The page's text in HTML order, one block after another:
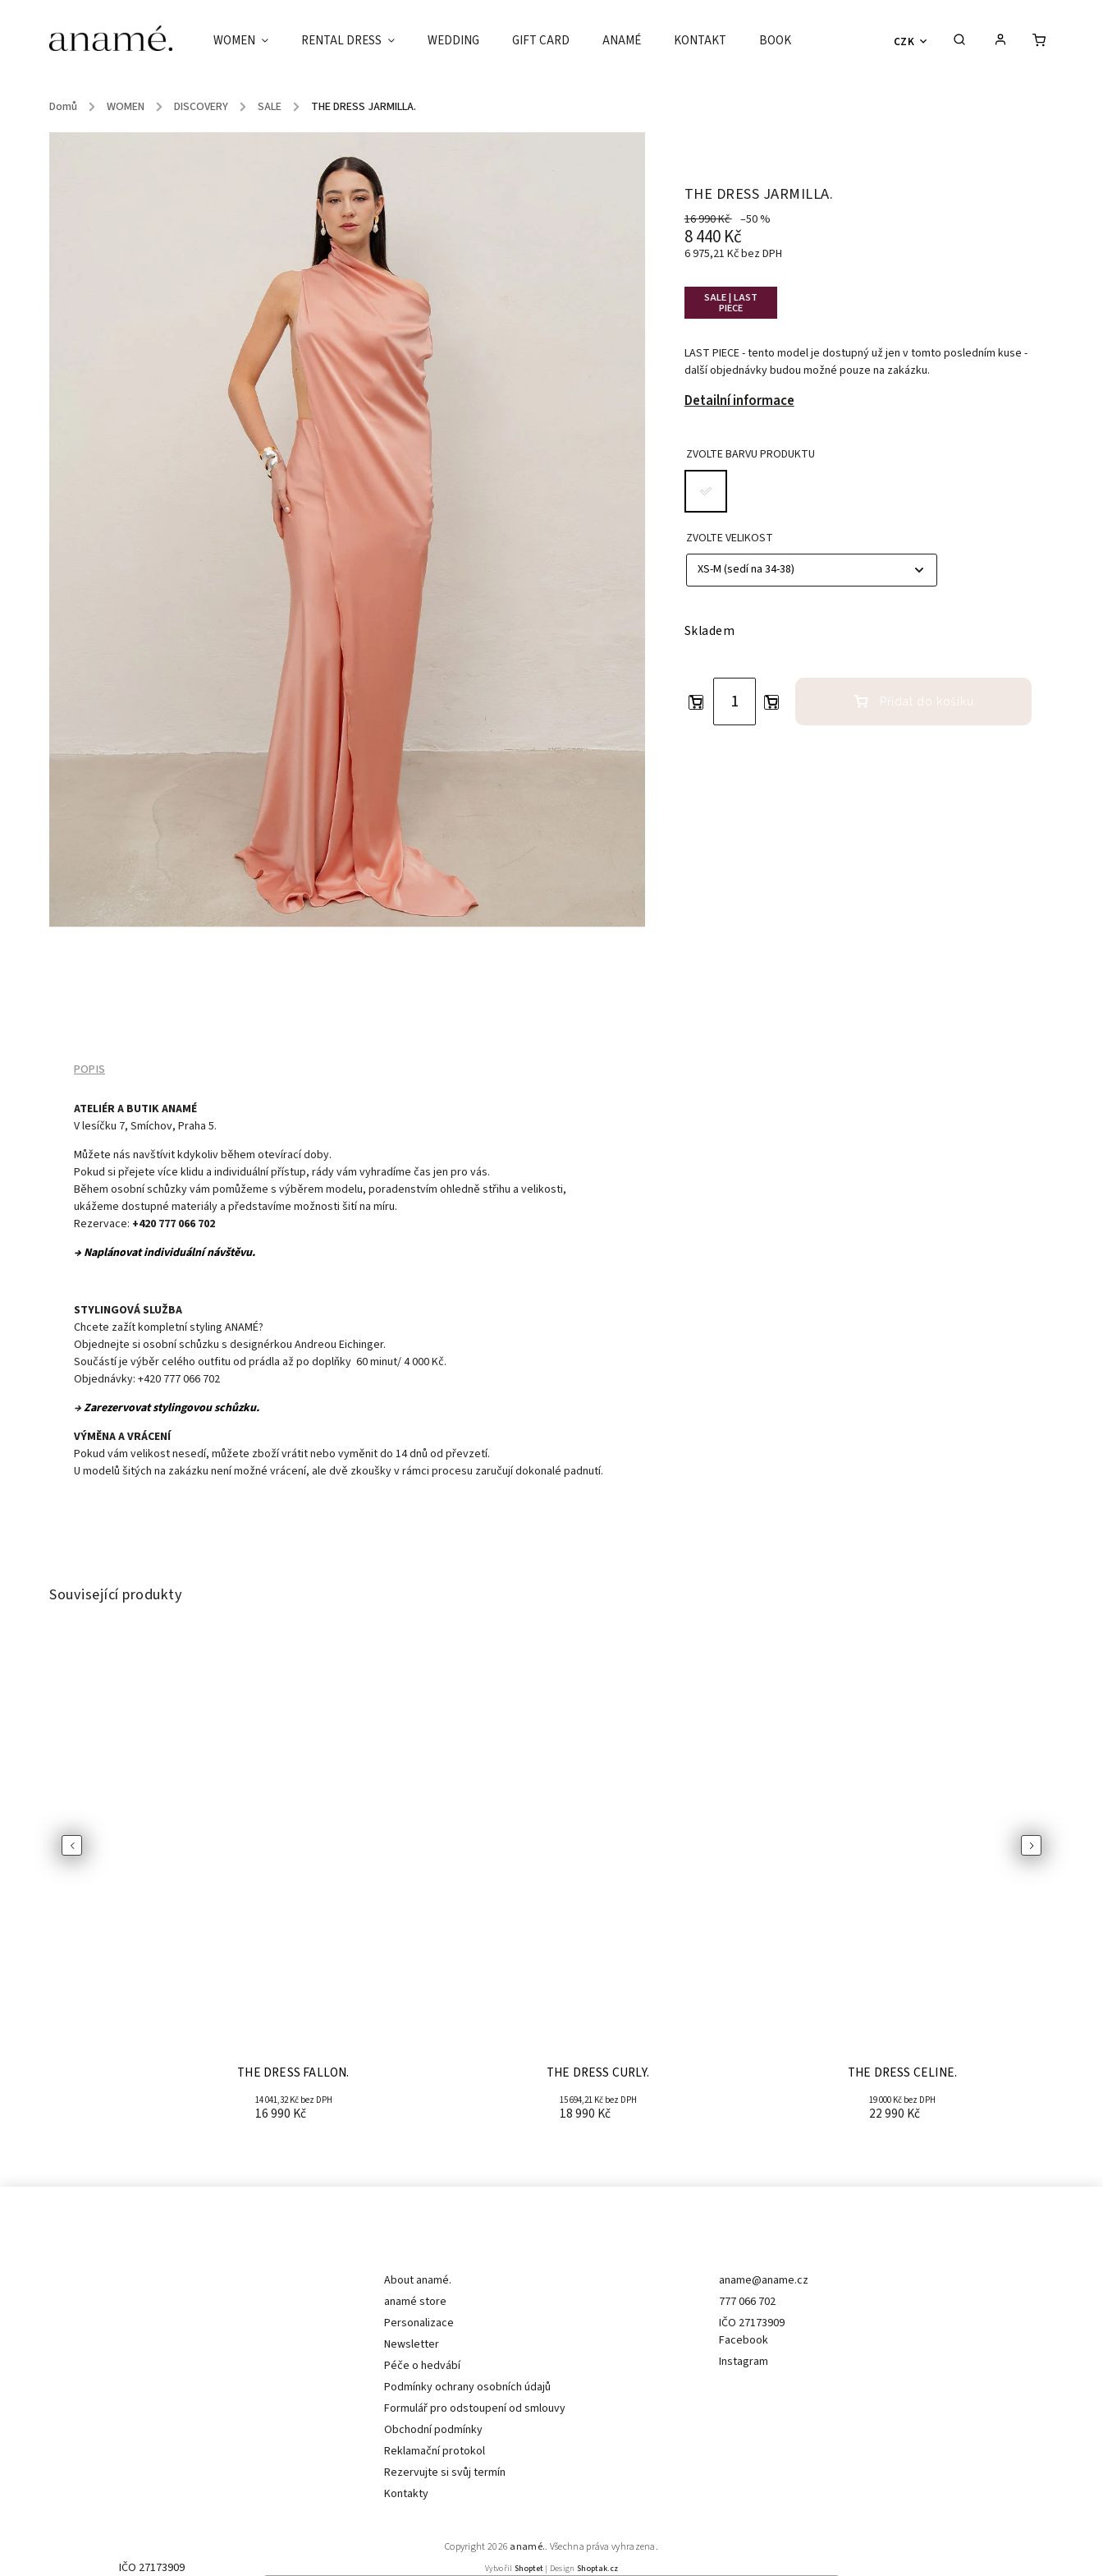
CZK
WOMEN RENTAL DRESS WEDDING GIFT CARD ANAMÉ KONTAKT BOOK
Domů / WOMEN / DISCOVERY / SALE / THE DRESS JARMILLA.
THE DRESS JARMILLA.
16 990 Kč –50 %
8 440 Kč
6 975,21 Kč bez DPH
LAST PIECE - tento model je dostupný už jen v tomto posledním kuse -
další objednávky budou možné pouze na zakázku.
Detailní informace
SALE | LAST
PIECE
ZVOLTE BARVU PRODUKTU
ZVOLTE VELIKOST
Skladem
Přidat do košíku
POPIS
ATELIÉR A BUTIK ANAMÉ
V lesíčku 7, Smíchov, Praha 5.
Můžete nás navštívit kdykoliv během otevírací doby.
Pokud si přejete více klidu a individuální přístup, rády vám vyhradíme čas jen pro vás.
Během osobní schůzky vám pomůžeme s výběrem modelu, poradenstvím ohledně střihu a velikosti,
ukážeme dostupné materiály a představíme možnosti šití na míru.
Rezervace: +420 777 066 702
→ Naplánovat individuální návštěvu.
STYLINGOVÁ SLUŽBA
Chcete zažít kompletní styling ANAMÉ?
Objednejte si osobní schůzku s designérkou Andreou Eichinger.
Součástí je výběr celého outfitu od prádla až po doplňky 60 minut/ 4 000 Kč.
Objednávky: +420 777 066 702
→Zarezervovat stylingovou schůzku.
VÝMĚNA A VRÁCENÍ
Pokud vám velikost nesedí, můžete zboží vrátit nebo vyměnit do 14 dnů od převzetí.
U modelů šitých na zakázku není možné vrácení, ale dvě zkoušky v rámci procesu zaručují dokonalé padnutí.
Související produkty
Previous
THE DRESS FALLON.
14 041,32 Kč bez DPH
16 990 Kč
THE DRESS CURLY.
15 694,21 Kč bez DPH
18 990 Kč
THE DRESS CELINE.
19 000 Kč bez DPH
22 990 Kč
Next
About anamé.
anamé store
Personalizace
Newsletter
Péče o hedvábí
Podmínky ochrany osobních údajů
Formulář pro odstoupení od smlouvy
Obchodní podmínky
Reklamační protokol
Rezervujte si svůj termín
Kontakty
aname@aname.cz
777 066 702
IČO 27173909
Facebook
Instagram
Copyright 2026 anamé.. Všechna práva vyhrazena.
Vytvořil Shoptet| Design Shoptak.cz
IČO 27173909